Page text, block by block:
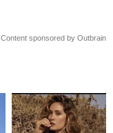
Content sponsored by Outbrain